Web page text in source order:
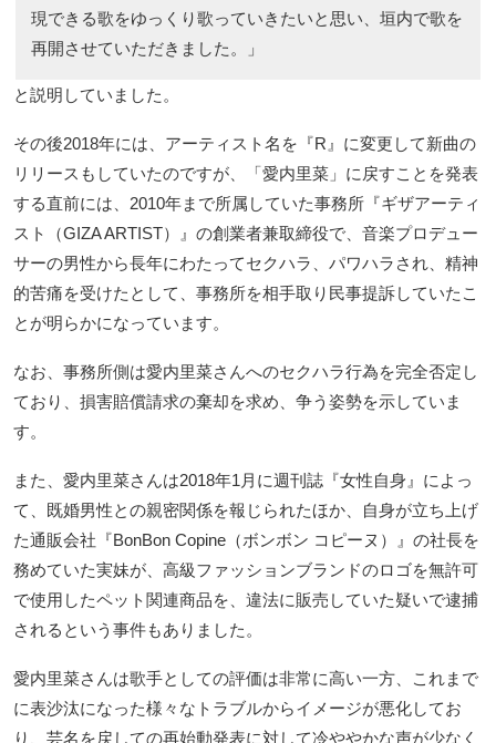
現できる歌をゆっくり歌っていきたいと思い、垣内で歌を
再開させていただきました。」
と説明していました。
その後2018年には、アーティスト名を『R』に変更して新曲の
リリースもしていたのですが、「愛内里菜」に戻すことを発表
する直前には、2010年まで所属していた事務所『ギザアーティ
スト（GIZA ARTIST）』の創業者兼取締役で、音楽プロデュー
サーの男性から長年にわたってセクハラ、パワハラされ、精神
的苦痛を受けたとして、事務所を相手取り民事提訴していたこ
とが明らかになっています。
なお、事務所側は愛内里菜さんへのセクハラ行為を完全否定し
ており、損害賠償請求の棄却を求め、争う姿勢を示していま
す。
また、愛内里菜さんは2018年1月に週刊誌『女性自身』によっ
て、既婚男性との親密関係を報じられたほか、自身が立ち上げ
た通販会社『BonBon Copine（ボンボン コピーヌ）』の社長を
務めていた実妹が、高級ファッションブランドのロゴを無許可
で使用したペット関連商品を、違法に販売していた疑いで逮捕
されるという事件もありました。
愛内里菜さんは歌手としての評価は非常に高い一方、これまで
に表沙汰になった様々なトラブルからイメージが悪化してお
り、芸名を戻しての再始動発表に対して冷ややかな声が少なく